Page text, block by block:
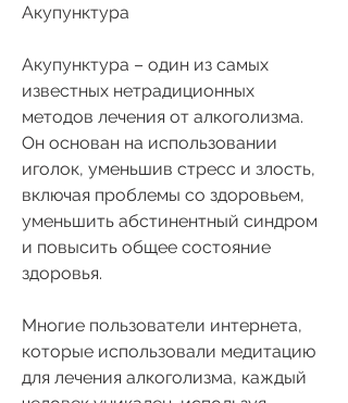
Акупунктура
Акупунктура – один из самых
известных нетрадиционных
методов лечения от алкоголизма.
Он основан на использовании
иголок, уменьшив стресс и злость,
включая проблемы со здоровьем,
уменьшить абстинентный синдром
и повысить общее состояние
здоровья.
Многие пользователи интернета,
которые использовали медитацию
для лечения алкоголизма, каждый